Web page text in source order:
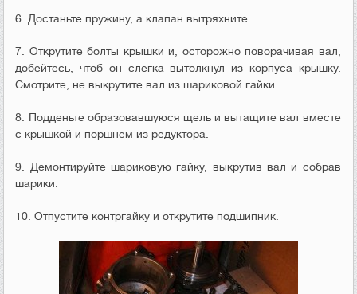
6. Достаньте пружину, а клапан вытряхните.
7. Открутите болты крышки и, осторожно поворачивая вал,
добейтесь, чтоб он слегка вытолкнул из корпуса крышку.
Смотрите, не выкрутите вал из шариковой гайки.
8. Подденьте образовавшуюся щель и вытащите вал вместе
с крышкой и поршнем из редуктора.
9. Демонтируйте шариковую гайку, выкрутив вал и собрав
шарики.
10. Отпустите контргайку и открутите подшипник.